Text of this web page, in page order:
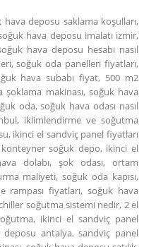
deposu saklama koşulları,
hava deposu imalatı izmir,
hava deposu hesabı nasıl
soğuk oda panelleri fiyatları,
hava subabı fiyat, 500 m2
makinası, soğuk hava
oda, soğuk hava odası nasıl
iklimlendirme ve soğutma
ikinci el sandviç panel fiyatları
soğuk depo, ikinci el
dolabı, şok odası, ortam
maliyeti, soğuk oda kapısı,
rampası fiyatları, soğuk hava
soğutma sistemi nedir, 2 el
ikinci el sandviç panel
antalya, sandviç panel